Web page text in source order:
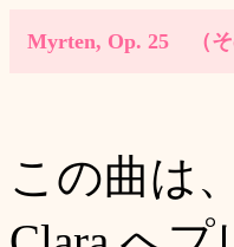
Myrten, Op. 25 （そ
この曲は